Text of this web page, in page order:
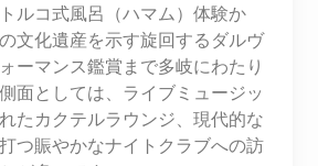
ルコ式風呂（ハマム）体験か
文化遺産を示す旋回するダルヴ
ーマンス鑑賞まで多岐にわたり
面としては、ライブミュージッ
たカクテルラウンジ、現代的な
つ賑やかなナイトクラブへの訪